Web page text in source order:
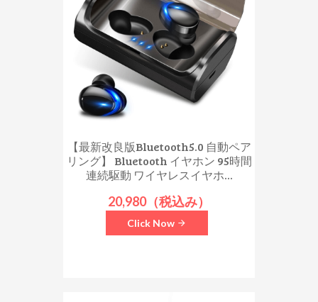
【最新改良版Bluetooth5.0 自動ペア
リング】 Bluetooth イヤホン 95時間
連続駆動 ワイヤレスイヤホ...
20,980（税込み）
Click Now